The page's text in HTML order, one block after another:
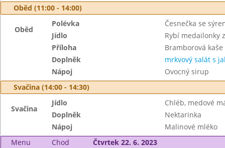
Oběd (11:00 - 14:00)
Oběd
Polévka
Česnečka se
Jídlo
Rybí medailonky
Příloha
Bramborová kaše
Doplněk
mrkvový salát s
Nápoj
Ovocný sirup
Svačina (14:00 - 14:30)
Svačina
Jídlo
Chléb, medové
Doplněk
Nektarinka
Nápoj
Malinové mléko
Menu
Chod
Čtvrtek 22. 6. 2023